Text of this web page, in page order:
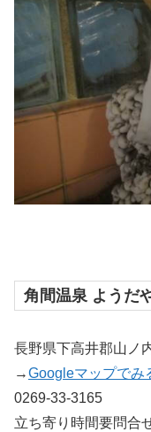
角間温泉 ようだ
長野県下高井郡山ノ
→Googleマップでみ
0269-33-3165
立ち寄り時間要問合